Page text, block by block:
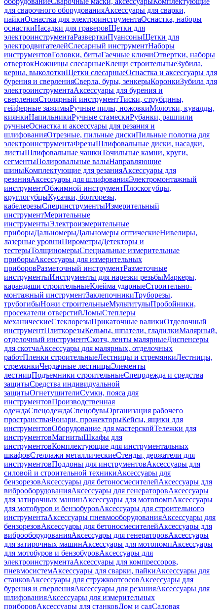
для сварочного оборудованияАксессуары для сварки,
пайкиОснастка для электроинструментаОснастка, наборы
оснасткиНасадки для граверовЩетки для
электроинструментаРазверткиПуансоныЩетки для
электродвигателейСлесарный инструментНаборы
инструментовГоловки, битыГаечные ключиОтвертки, наборы
отвертокНожницы слесарныеКлещи строительныеЗубила,
керны, выколоткиЩетки слесарныеОснастка и аксессуары для
бурения и сверленияСверла, буры, зенкерыКоронкиЗубила для
электроинструментаАксессуары для бурения и
сверленияСтолярный инструментТиски, струбцины,
гейферные зажимыРучные пилы, ножовкиМолотки, кувалды,
киянкиНапильникиРучные стамескиРубанки, рашпили
ручныеОснастка и аксессуары для резания и
шлифованияОтрезные, пильные дискиПильные полотна для
электроинструментаФрезыШлифовальные диски, насадки,
листыШлифовальные чашкиТочильные камни, круги,
сегментыПолировальные валыНаправляющие
шиныКомплектующие для резанияАксессуары для
резанияАксессуары для шлифованияЭлектромонтажный
инструментОбжимной инструментПлоскогубцы,
круглогубцыКусачки, болторезы,
кабелерезыСпецинструментыИзмерительный
инструментМерительные
инструментыЭлектроизмерительные
приборыДальномерыДальномеры оптическиеНивелиры,
лазерные уровниПирометрыДетекторы и
тестерыТолщиномерыСпециальные измерительные
приборыАксессуары для измерительных
приборовРазметочный инструментРазметочные
инструментыИнструменты для нарезки резьбыМаркеры,
карандаши строительныеКлейма ударныеСтроительно-
монтажный инструментЗаклепочникиТруборезы,
трубогибыНожи строительныеМультитулыПробойники,
просекатели отверстийЛомыСтеплеры
механическиеСтеклорезыПрикаточные валикиОтделочный
инструментПлиткорезыКельмы, шпатели, гладилкиМалярный,
отделочный инструментСкотч, ленты малярныеДиспенсеры
для скотчаАксессуары для малярных, отделочных
работПленки строительныеЛестницы и стремянкиЛестницы,
стремянкиЧердачные лестницыЭлементы
лестницПодъемники строительныеСпецодежда и средства
защитыСредства индивидуальной
защитыОгнетушителиСумки, пояса для
инструментовПроизводственная
одеждаСпецодеждаСпецобувьОрганизация рабочего
пространстваФонари, прожекторыКейсы, ящики для
инструментовОборудование для мастерскойТележки для
инструментовМагнитыШкафы для
инструментовКомплектующие для инструментальных
шкафовСтеллажи металлическиеСтенды, держатели для
инструментовПоддоны для инструментовАксессуары для
силовой и строительной техникиАксессуары для
бензорезовАксессуары для бетоносмесителейАксессуары для
виброоборудованияАксессуары для генераторовАксессуары
для затирочных машинАксессуары для мотопомпАксессуары
для мотобуров и бензобуровАксессуары для строительного
инструментаАксессуары пневмооборудованияАксессуары для
бензорезовАксессуары для бетоносмесителейАксессуары для
виброоборудованияАксессуары для генераторовАксессуары
для затирочных машинАксессуары для мотопомпАксессуары
для мотобуров и бензобуровАксессуары для
электроинструментаАксессуары для компрессоров,
пневмосистемАксессуары для сварки, пайкиАксессуары для
станковАксессуары для стружкоотсосовАксессуары для
бурения и сверленияАксессуары для резанияАксессуары для
шлифованияАксессуары для измерительных
приборовАксессуары для станковДом и садСадовая